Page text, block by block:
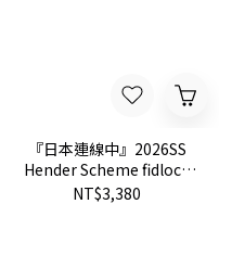
『日本連線中』2026SS
Hender Scheme fidlock
nylon belt 尼龍 皮帶 腰帶
NT$3,380